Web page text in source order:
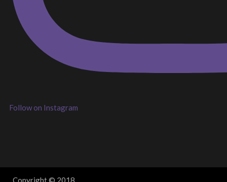
Follow on Instagram
Copyright © 2018